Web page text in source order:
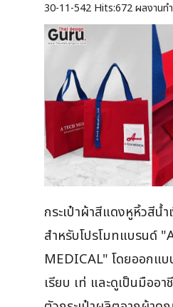
30-11-542 Hits:672 ผลงานท
กระเป๋าผ้าสีแดงหูหิ้วสีน้ำ
สำหรับโปรโมทแบรนด์
MEDICAL" โดยออกแบ
เรียบ เท่ และดูเป็นมืออ